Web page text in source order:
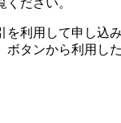
利用して申し込み
ボタンから利用し